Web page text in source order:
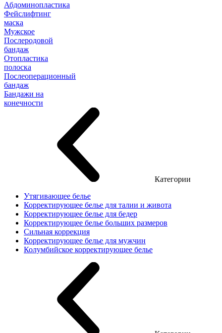
Абдоминопластика
Фейслифтинг
маска
Мужское
Послеродовой
бандаж
Отопластика
полоска
Послеоперационный
бандаж
Бандажи на
конечности
Категории
Утягивающее белье
Корректирующее белье для талии и живота
Корректирующее белье для бедер
Корректирующее белье больших размеров
Сильная коррекция
Корректирующее белье для мужчин
Колумбийское корректирующее белье